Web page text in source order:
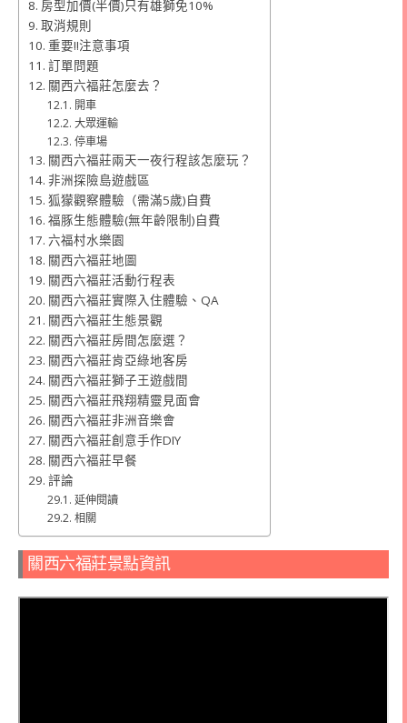
房型加價(半價)只有雄獅免10%
取消規則
重要!!注意事項
訂單問題
關西六福莊怎麼去？
開車
大眾運輸
停車場
關西六福莊兩天一夜行程該怎麼玩？
非洲探險島遊戲區
狐獴觀察體驗（需滿5歲)自費
福豚生態體驗(無年齡限制)自費
六福村水樂園
關西六福莊地圖
關西六福莊活動行程表
關西六福莊實際入住體驗、QA
關西六福莊生態景觀
關西六福莊房間怎麼選？
關西六福莊肯亞綠地客房
關西六福莊獅子王遊戲間
關西六福莊飛翔精靈見面會
關西六福莊非洲音樂會
關西六福莊創意手作DIY
關西六福莊早餐
評論
延伸閱讀
相關
關西六福莊景點資訊